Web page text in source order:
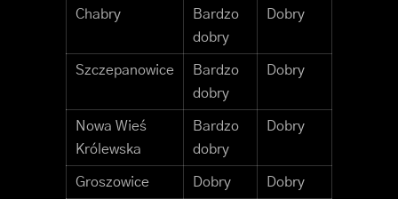
Chabry
Bardzo
dobry
Dobry
Szczepanowice
Bardzo
dobry
Dobry
Nowa Wieś
Królewska
Bardzo
dobry
Dobry
Groszowice Dobry Dobry